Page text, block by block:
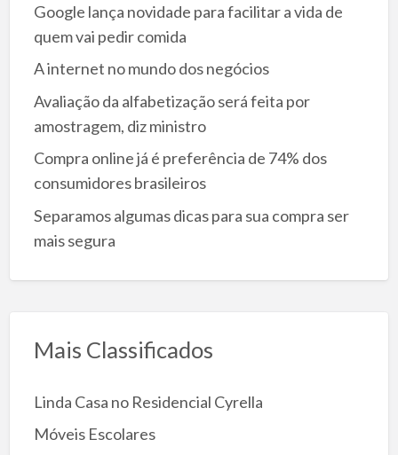
Google lança novidade para facilitar a vida de
quem vai pedir comida
A internet no mundo dos negócios
Avaliação da alfabetização será feita por
amostragem, diz ministro
Compra online já é preferência de 74% dos
consumidores brasileiros
Separamos algumas dicas para sua compra ser
mais segura
Mais Classificados
Linda Casa no Residencial Cyrella
Móveis Escolares